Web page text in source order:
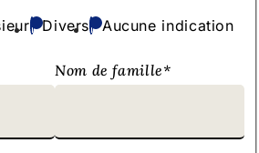
Divers Aucune indication
Nom de famille*